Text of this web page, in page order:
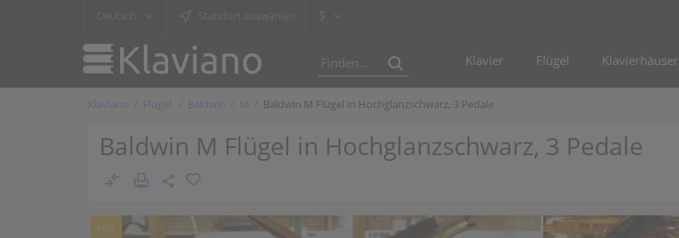
Klavier Flügel Klavierhäuser
Klaviano Flügel Baldwin M Baldwin M Flügel in Hochglanzschwarz, 3 Pedale
Baldwin M Flügel in Hochglanzschwarz, 3 Pedale
Hot